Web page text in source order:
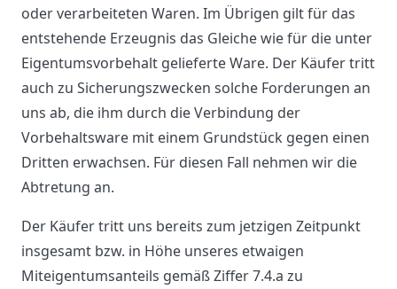
oder verarbeiteten Waren. Im Übrigen gilt für das
entstehende Erzeugnis das Gleiche wie für die unter
Eigentumsvorbehalt gelieferte Ware. Der Käufer tritt
auch zu Sicherungszwecken solche Forderungen an
uns ab, die ihm durch die Verbindung der
Vorbehaltsware mit einem Grundstück gegen einen
Dritten erwachsen. Für diesen Fall nehmen wir die
Abtretung an.
Der Käufer tritt uns bereits zum jetzigen Zeitpunkt
insgesamt bzw. in Höhe unseres etwaigen
Miteigentumsanteils gemäß Ziffer 7.4.a zu